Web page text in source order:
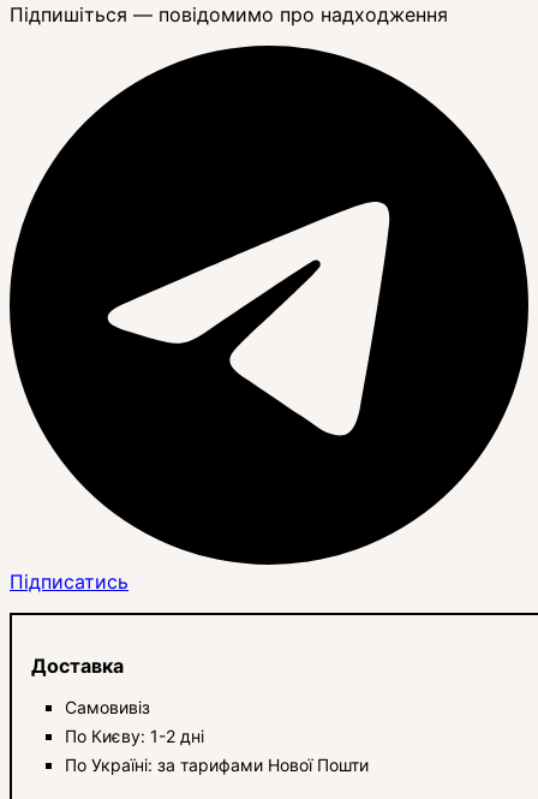
Підпишіться — повідомимо про надходження
Підписатись
Доставка
Самовивіз
По Києву: 1-2 дні
По Україні: за тарифами Нової Пошти